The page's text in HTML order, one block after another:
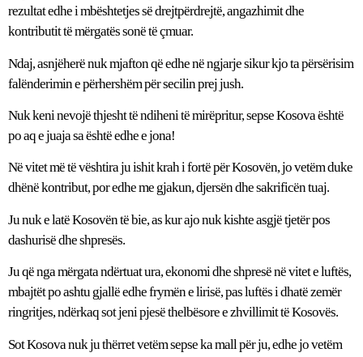
rezultat edhe i mbështetjes së drejtpërdrejtë, angazhimit dhe
kontributit të mërgatës sonë të çmuar.
Ndaj, asnjëherë nuk mjafton që edhe në ngjarje sikur kjo ta përsërisim
falënderimin e përhershëm për secilin prej jush.
Nuk keni nevojë thjesht të ndiheni të mirëpritur, sepse Kosova është
po aq e juaja sa është edhe e jona!
Në vitet më të vështira ju ishit krah i fortë për Kosovën, jo vetëm duke
dhënë kontribut, por edhe me gjakun, djersën dhe sakrificën tuaj.
Ju nuk e latë Kosovën të bie, as kur ajo nuk kishte asgjë tjetër pos
dashurisë dhe shpresës.
Ju që nga mërgata ndërtuat ura, ekonomi dhe shpresë në vitet e luftës,
mbajtët po ashtu gjallë edhe frymën e lirisë, pas luftës i dhatë zemër
ringritjes, ndërkaq sot jeni pjesë thelbësore e zhvillimit të Kosovës.
Sot Kosova nuk ju thërret vetëm sepse ka mall për ju, edhe jo vetëm